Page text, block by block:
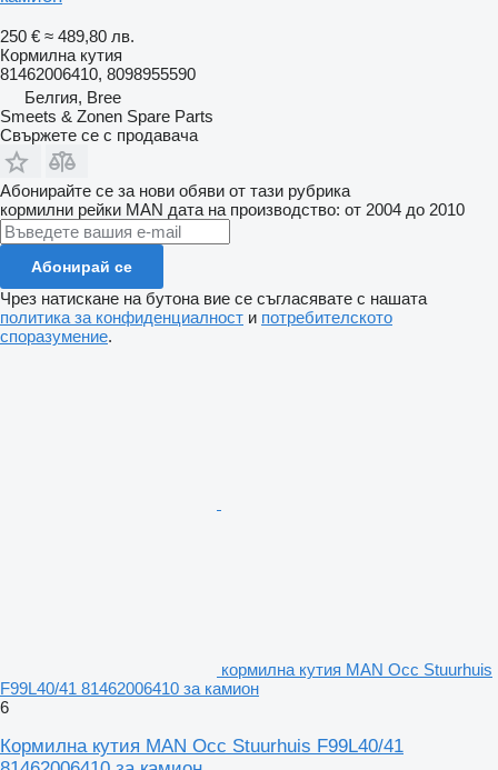
250 € ≈ 489,80 лв.
Кормилна кутия
81462006410, 8098955590
Белгия, Bree
Smeets & Zonen Spare Parts
Свържете се с продавача
Абонирайте се за нови обяви от тази рубрика
кормилни рейки MAN дата на производство: от 2004 до 2010
Абонирай се
Чрез натискане на бутона вие се съгласявате с нашата
политика за конфиденциалност и потребителското
споразумение.
кормилна кутия MAN Occ Stuurhuis
F99L40/41 81462006410 за камион
6
Кормилна кутия MAN Occ Stuurhuis F99L40/41